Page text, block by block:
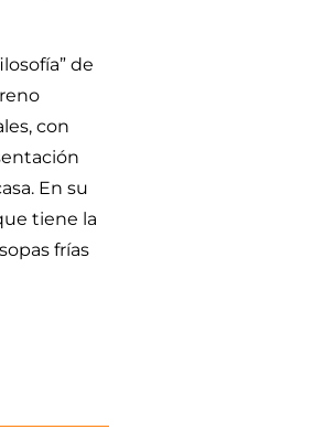
de
con
En su
tiene la
frías